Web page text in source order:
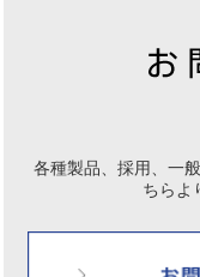
各種製品、採用、一
ちらよ